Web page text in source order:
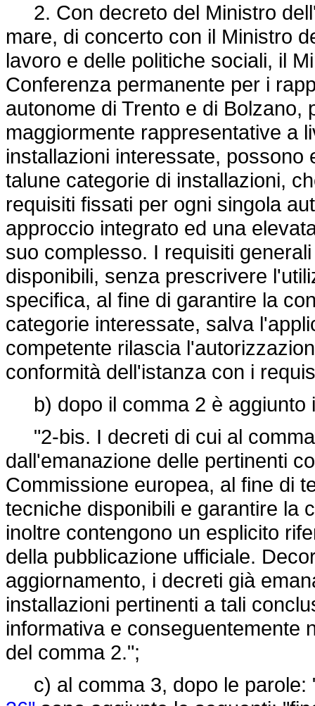
2. Con decreto del Ministro
mare, di concerto con il Ministro
lavoro e delle politiche sociali, il
Conferenza permanente per i
autonome di Trento e di
maggiormente rappresentative a
installazioni interessate,
talune categorie di installazioni,
requisiti fissati per ogni singola
approccio integrato ed una
suo complesso. I requisiti
disponibili, senza prescrivere
specifica, al fine di garantire la
categorie interessate, salva
competente rilascia
conformità dell'istanza con i
b) dopo il comma 2 è aggiunto
"2-bis. I decreti di cui al
dall'emanazione delle pertinenti
Commissione europea, al fine di
tecniche disponibili e garantire la
inoltre contengono un esplicito
della pubblicazione ufficiale.
aggiornamento, i decreti già
installazioni pertinenti a tali
informativa e conseguentemente
del comma 2.";
c) al comma 3, dopo le parole: